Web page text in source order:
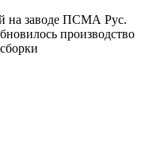
на заводе ПСМА Рус.
производство